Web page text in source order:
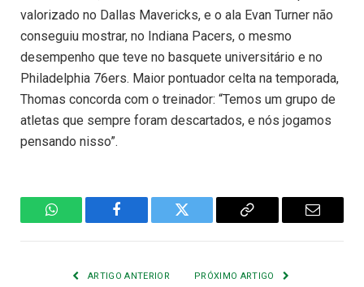
valorizado no Dallas Mavericks, e o ala Evan Turner não
conseguiu mostrar, no Indiana Pacers, o mesmo
desempenho que teve no basquete universitário e no
Philadelphia 76ers. Maior pontuador celta na temporada,
Thomas concorda com o treinador: “Temos um grupo de
atletas que sempre foram descartados, e nós jogamos
pensando nisso”.
WhatsAppFacebook Twitter
Copiar
E-
ARTIGO ANTERIOR PRÓXIMO ARTIGO